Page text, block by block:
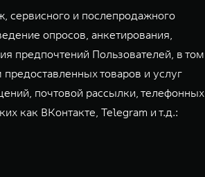
сервисного и послепродажного
опросов, анкетирования,
предпочтений Пользователей, в том
товаров и услуг
почтовой рассылки, телефонных
как ВКонтакте, Telegram и т.д.: